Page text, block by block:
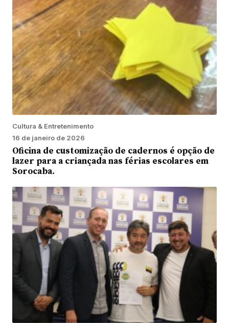
Cultura & Entretenimento
16 de janeiro de 2026
Oficina de customização de cadernos é opção de
lazer para a criançada nas férias escolares em
Sorocaba.